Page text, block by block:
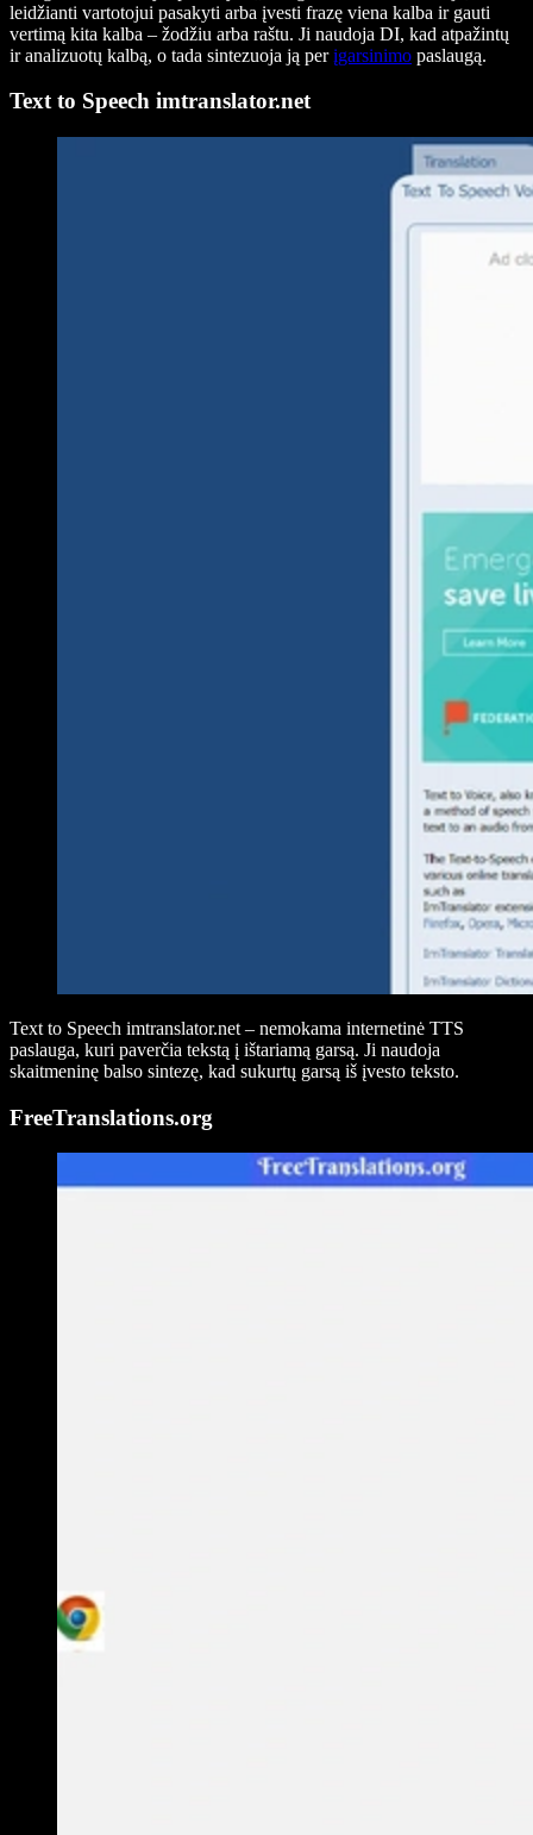
leidžianti vartotojui pasakyti arba įvesti frazę viena kalba ir gauti
vertimą kita kalba – žodžiu arba raštu. Ji naudoja DI, kad atpažintų
ir analizuotų kalbą, o tada sintezuoja ją perįgarsinimo paslaugą.
Text to Speech imtranslator.net
Text to Speech imtranslator.net – nemokama internetinė TTS
paslauga, kuri paverčia tekstą į ištariamą garsą. Ji naudoja
skaitmeninę balso sintezę, kad sukurtų garsą iš įvesto teksto.
FreeTranslations.org